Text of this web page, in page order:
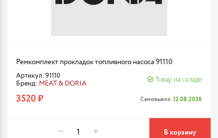
Ремкомплект прокладок топливного насоса 91110
Артикул: 91110
Бренд: MEAT & DORIA
Товар на складе
3520 ₽ Самовывоз: 12.08.2026
В корзину